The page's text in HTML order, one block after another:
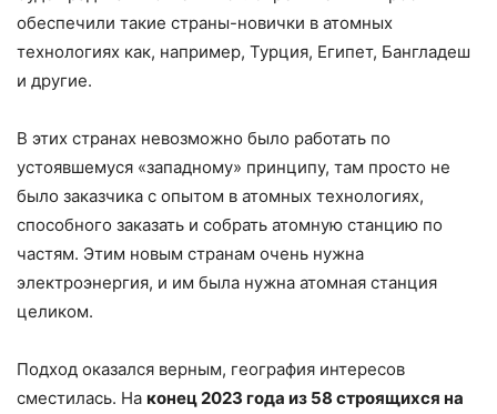
обеспечили такие страны-новички в атомных
технологиях как, например, Турция, Египет, Бангладеш
и другие.
В этих странах невозможно было работать по
устоявшемуся «западному» принципу, там просто не
было заказчика с опытом в атомных технологиях,
способного заказать и собрать атомную станцию по
частям. Этим новым странам очень нужна
электроэнергия, и им была нужна атомная станция
целиком.
Подход оказался верным, география интересов
сместилась. На конец 2023 года из 58 строящихся на